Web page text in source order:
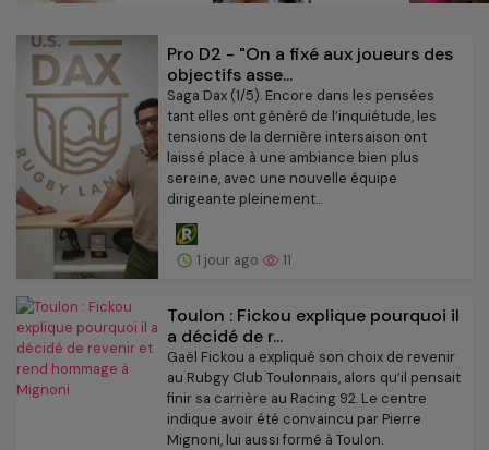
Pro D2 - "On a fixé aux joueurs des
objectifs asse...
Saga Dax (1/5). Encore dans les pensées
tant elles ont généré de l’inquiétude, les
tensions de la dernière intersaison ont
laissé place à une ambiance bien plus
sereine, avec une nouvelle équipe
dirigeante pleinement...
1 jour ago 11
Toulon : Fickou explique pourquoi il
a décidé de r...
Gaël Fickou a expliqué son choix de revenir
au Rubgy Club Toulonnais, alors qu’il pensait
finir sa carrière au Racing 92. Le centre
indique avoir été convaincu par Pierre
Mignoni, lui aussi formé à Toulon.